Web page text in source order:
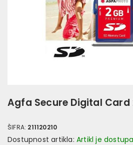
Agfa Secure Digital Card
ŠIFRA: 211120210
Dostupnost artikla: Artikl je